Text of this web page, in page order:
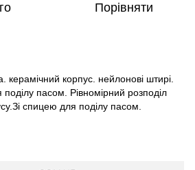
Порівняти
керамічний корпус. нейлонові штирі.
пасом. Рівномірний розподіл
спицею для поділу пасом.